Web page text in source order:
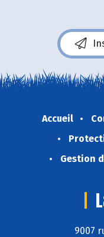
Accueil
Gestion
9007